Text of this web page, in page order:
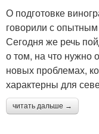
О подготовке
говорили с
Сегодня же речь
о том, на что нужно
новых проблемах,
характерны для
читать дальше →